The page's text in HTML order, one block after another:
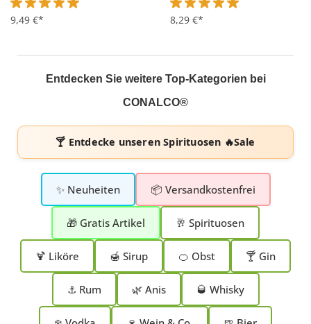
Durchschnittliche Bewertung von 5 von 5 Sternen
9,49 €* Durchschnittliche
8,29 €*
Entdecken Sie weitere Top-Kategorien bei
CONALCO®
🍸 Entdecke unserenSpirituosen 🔥Sale
✨ Neuheiten 📦 Versandkostenfrei
🎁 Gratis Artikel 🥂 Spirituosen
🍹 Liköre 🍯 Sirup 🍊 Obst 🍸 Gin
⚓ Rum 🌿 Anis 🥃 Whisky